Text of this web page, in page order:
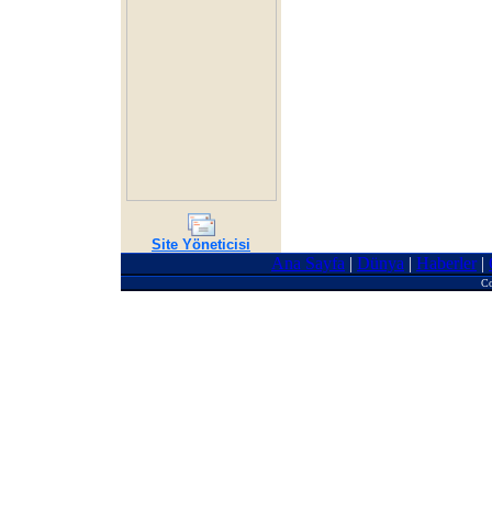
Site Yöneticisi
Ana Sayfa | Dünya | Haberler|